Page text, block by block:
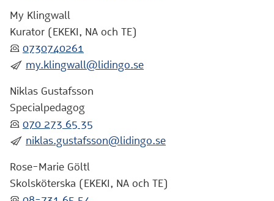
My Klingwall
Kurator (EKEKI, NA och TE)
:telefon: 0730740261
:skicka: my.klingwall@lidingo.se
Niklas Gustafsson
Specialpedagog
:telefon: 070 273 65 35
:skicka: niklas.gustafsson@lidingo.se
Rose-Marie Göltl
Skolsköterska (EKEKI, NA och TE)